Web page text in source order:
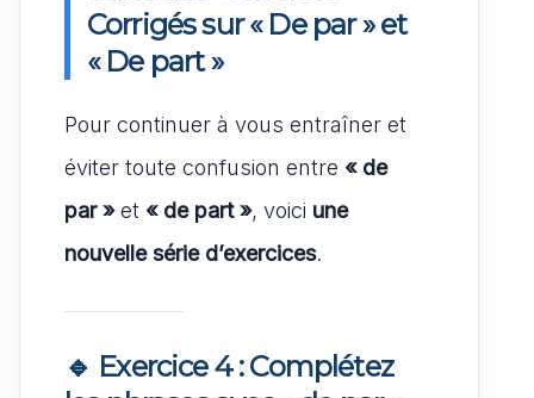
Corrigés sur « De par » et
« De part »
Pour continuer à vous entraîner et
éviter toute confusion entre « de
par »et « de part », voici une
nouvelle série d’exercices.
🔹 Exercice 4 : Complétez